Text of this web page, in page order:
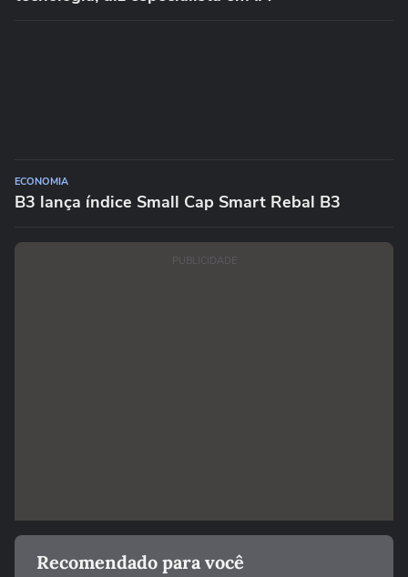
ECONOMIA
B3 lança índice Small Cap Smart Rebal B3
PUBLICIDADE
Recomendado para você